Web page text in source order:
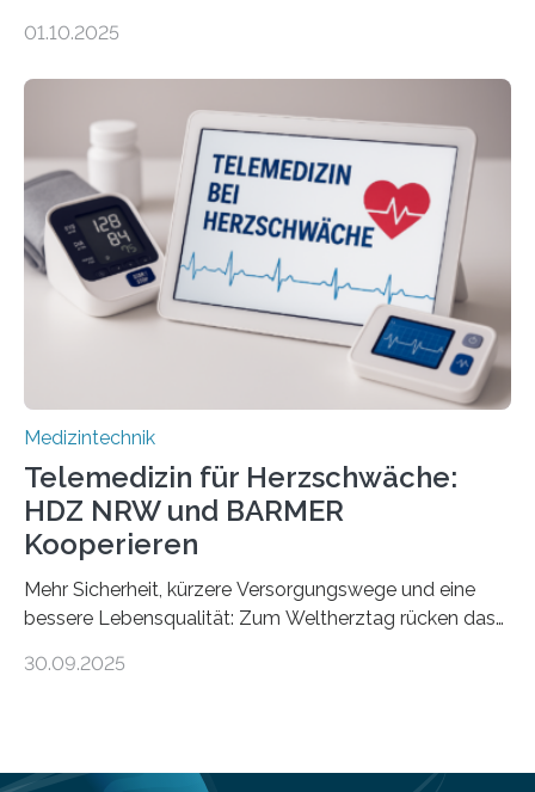
seriösen und wissenschaftlich abgesicherten Inhalten?
Forscherinnen der Technischen Universität Dresden
(TUD) richtet sich das Portal sowohl an Patientinnen
und Patienten, aber ebenso an medizinisches
Fachpersonal. Für all diese Zielgruppen bietet sie
speziell zugeschnittene Informationen, um deren
digitale Gesundheitskompetenz zu steigern. MiHUBx ist
01.10.2025
Medizintechnik
Telemedizin für Herzschwäche:
HDZ NRW und BARMER
Kooperieren
Mehr Sicherheit, kürzere Versorgungswege und eine
bessere Lebensqualität: Zum Weltherztag rücken das
Oeynhausen, und die BARMER die Bedürfnisse von
30.09.2025